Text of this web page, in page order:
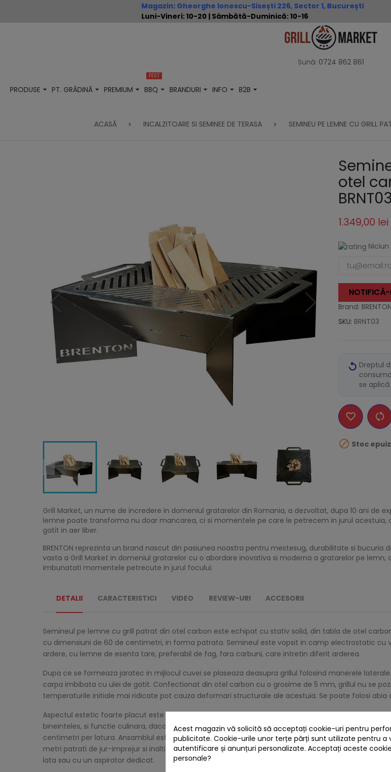
Magazin: Gheorghe Ionescu-Sisești 226, Sector 1, București
Luni-Vineri: 10-20 | Sâmbătă-Duminică: 10-16
Sună: 0724 862 861
PRODUSE PT. GRĂDINĂ PREMIUM BBQ
FEST
BRANDURI INFO
B2B
ACASĂ INCALZITOARE SI SEMINEE DE TERASA SEMINEU PE LEMNE CU GRILL
otel
BRNT03
1.349,00 lei
NOTIFICĂ-
Brand: BRENTON
SKU: BRNT03
Dreptul
se
 Stoc
Grill Market, un nume de incredere in domeniul gratarelor din Romania, a dezvoltat, dupa 10 ani de
lemne poate transforma nu doar mancarea, ci si momentele pe care le petrecem in jurul
gatit in aer liber.
BRENTON reprezinta un brand nascut din pasiunea noastra pentru mestesug, durabilitate si
vasta a Grill Market in domeniul gratarelor cu o abordare inovativa si moderna a gratarelor pe
imbunatati momentele petrecute in jurul focului.
DETALII CARACTERISTICI VIDEO REVIEW-URI ACCESORII
Semineul pe lemne cu grill patrat din otel carbon este echipat cu stativ solid, din tabla de otel
cu dimensiuni de 60 de centimetri, in forma patrata. Semineul este vopsit in camp electrostatic
ardere, cu lemne de esenta tare, preferabil de fag, fara carbuni, care intretin diferit arderea.
Dupa ce se formeaza jaratec in mijlocul cuvei se plaseaza deasupra grillul folosind manerele
carpa imbibata cu ulei de gatit. Confectionat din otel carbon cu o grosime de 5 mm, grillul nu se
temperaturile initiale mai ridicate pot cauza deformari structurale ale acestuia. Se poate folosi
Aspectul estetic foarte placut este completat de functionalitatea sporita a intregului ansamblu,
bineinteles, si functie culinara, daca se foloseste si partea de grill dupa ce se formeaza jar in
centimetri per latura. Ansamblul este ideal pentru petrecerea placuta a timpului in aer liber, alaturi
metri patrati de jur-imprejur si inaltimea de 23 de centimetri. Daca se aduna prea multa cenusa
lata sau cu un aspirator dedicat.
Acest magazin vă solicită să acceptați cookie-uri pentru
publicitate. Cookie-urile unor terțe părți sunt utilizate pentru a
autentificare și anunțuri personalizate. Acceptați aceste
personale?